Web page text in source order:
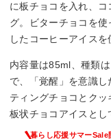
に板チョコを入れ、
グ。ビターチョコを
したコーヒーアイスを
内容量は85ml、種類
で、「覚醒」を意識
ティングチョコとク
板状チョコアイスとし